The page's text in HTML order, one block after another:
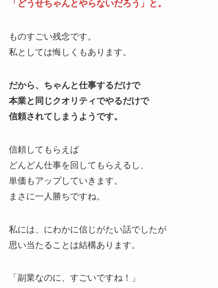
「どうせちゃんとやらないだろう」と。
ものすごい残念です。
私としては悔しくもあります。
だから、ちゃんと仕事するだけで
本業と同じクオリティでやるだけで
信頼されてしまうようです。
信頼してもらえば
どんどん仕事を回してもらえるし、
単価もアップしていきます。
まさに一人勝ちですね。
私には、にわかに信じがたい話でしたが
思い当たることは結構あります。
「副業なのに、すごいですね！」